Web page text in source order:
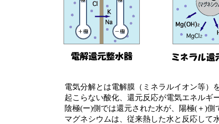
電気分解とは電解膜（ミネラルイオン等）
起こらない酸化、還元反応が電気エネルギ
陰極(ー)側では還元された水が、陽極(＋)側
マグネシウムは、従来熱した水と反応して